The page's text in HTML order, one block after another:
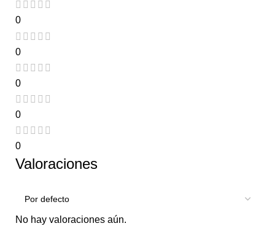
0
0
0
0
0
Valoraciones
No hay valoraciones aún.